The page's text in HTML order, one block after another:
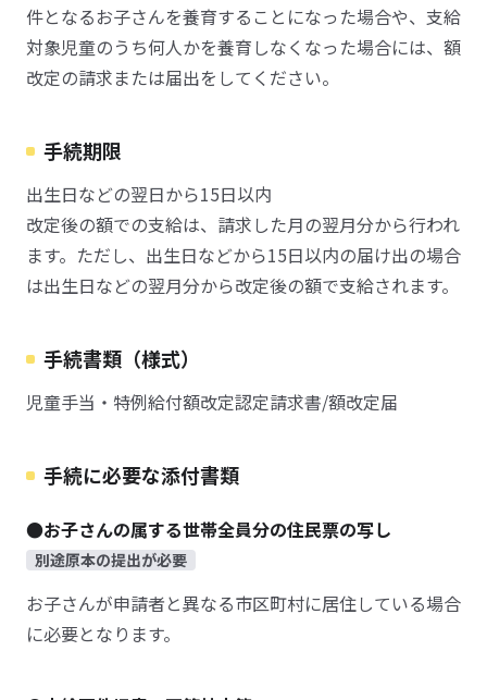
件となるお子さんを養育することになった場合や、支給
対象児童のうち何人かを養育しなくなった場合には、額
改定の請求または届出をしてください。
手続期限
出生日などの翌日から15日以内
改定後の額での支給は、請求した月の翌月分から行われ
ます。ただし、出生日などから15日以内の届け出の場合
は出生日などの翌月分から改定後の額で支給されます。
手続書類（様式）
児童手当・特例給付額改定認定請求書/額改定届
手続に必要な添付書類
●お子さんの属する世帯全員分の住民票の写し
別途原本の提出が必要
お子さんが申請者と異なる市区町村に居住している場合
に必要となります。